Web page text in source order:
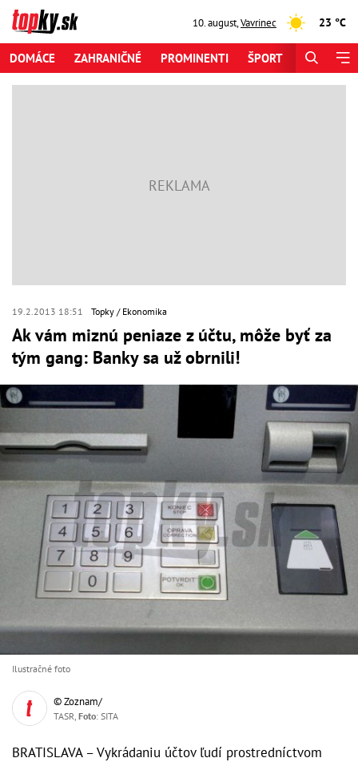
10. august,Vavrinec 23 °C
DOMÁCE ZAHRANIČNÉ PROMINENTI ŠPORT
19.2.2013 18:51 Topky Ekonomika
Ak vám miznú peniaze z účtu, môže byť za
tým gang: Banky sa už obrnili!
Ilustračné foto
© Zoznam/
TASR, Foto: SITA
BRATISLAVA – Vykrádaniu účtov ľudí prostredníctvom